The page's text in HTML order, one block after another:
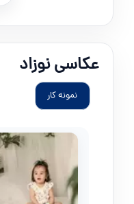
عکاسی نوزاد
نمونه کار